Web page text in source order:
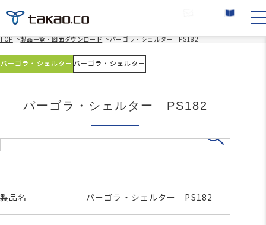
TOP >製品一覧・図面ダウンロード >パーゴラ・シェルター PS182
パーゴラ・シェルター パーゴラ・シェルター
パーゴラ・シェルター PS182
製品名 パーゴラ・シェルター PS182